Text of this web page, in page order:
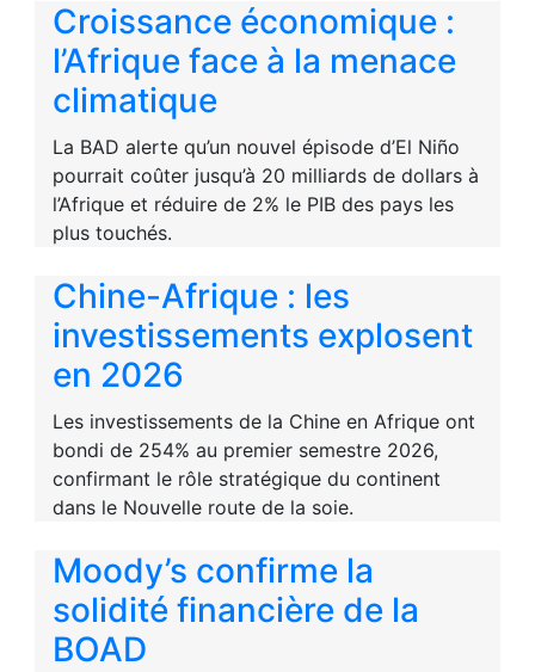
Croissance économique :
l’Afrique face à la menace
climatique
La BAD alerte qu’un nouvel épisode d’El Niño
pourrait coûter jusqu’à 20 milliards de dollars à
l’Afrique et réduire de 2% le PIB des pays les
plus touchés.
Chine-Afrique : les
investissements explosent
en 2026
Les investissements de la Chine en Afrique ont
bondi de 254% au premier semestre 2026,
confirmant le rôle stratégique du continent
dans le Nouvelle route de la soie.
Moody’s confirme la
solidité financière de la
BOAD